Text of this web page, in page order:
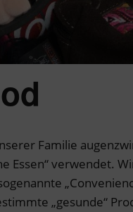
Familie
Essen“ verwendet.
„gesunde“